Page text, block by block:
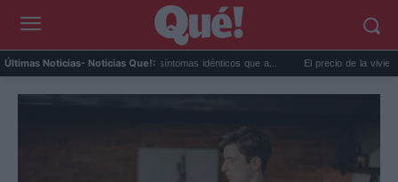
Últimas Noticias- Noticias Que!:
extremo y ansiedad: síntomas idénticos que a... El precio de la vivienda en